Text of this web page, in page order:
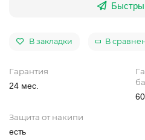
В закладки В
Гарантия
24 мес.
60
Защита от накипи
есть